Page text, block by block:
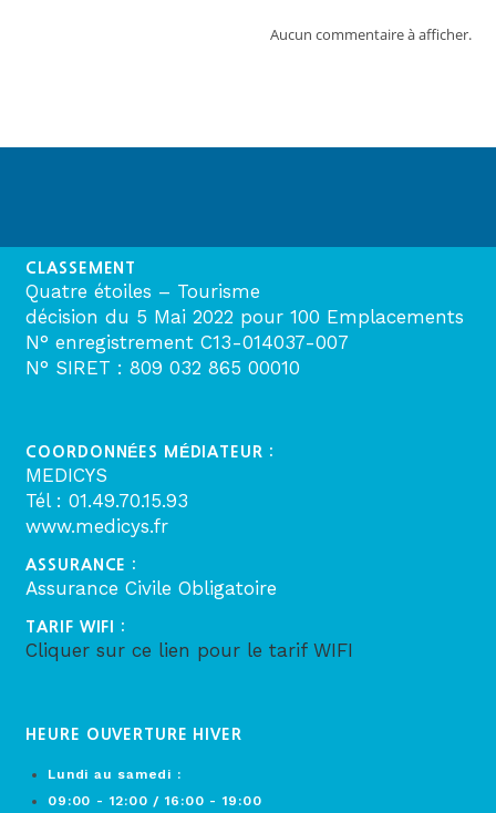
Aucun commentaire à afficher.
CLASSEMENT
Quatre étoiles – Tourisme
décision du 5 Mai 2022 pour 100 Emplacements
N° enregistrement C13-014037-007
N° SIRET : 809 032 865 00010
COORDONNÉES MÉDIATEUR :
MEDICYS
Tél : 01.49.70.15.93
www.medicys.fr
ASSURANCE :
Assurance Civile Obligatoire
TARIF WIFI :
Cliquer sur ce lien pour le tarif WIFI
HEURE OUVERTURE HIVER
Lundi au samedi :
09:00 - 12:00 / 16:00 - 19:00